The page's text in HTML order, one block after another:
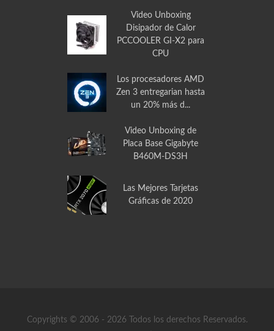
Video Unboxing
Disipador de Calor
PCCOOLER GI-X2 para
CPU
Los procesadores AMD
Zen 3 entregarian hasta
un 20% más d...
Video Unboxing de
Placa Base Gigabyte
B460M-DS3H
Las Mejores Tarjetas
Gráficas de 2020
Copyrights © 2006 - 2026 Todos los derechos Reservados.